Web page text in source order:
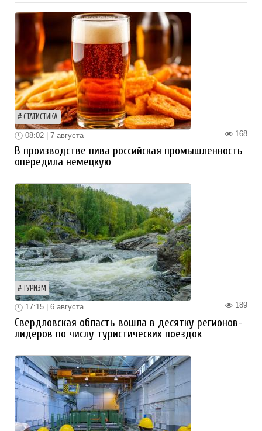
СТАТИСТИКА
168
08:02 | 7 августа
В производстве пива российская промышленность
опередила немецкую
ТУРИЗМ
189
17:15 | 6 августа
Свердловская область вошла в десятку регионов-
лидеров по числу туристических поездок